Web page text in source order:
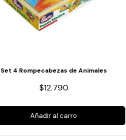
Set 4 Rompecabezas de Animales
$12.790
Añadir al carro